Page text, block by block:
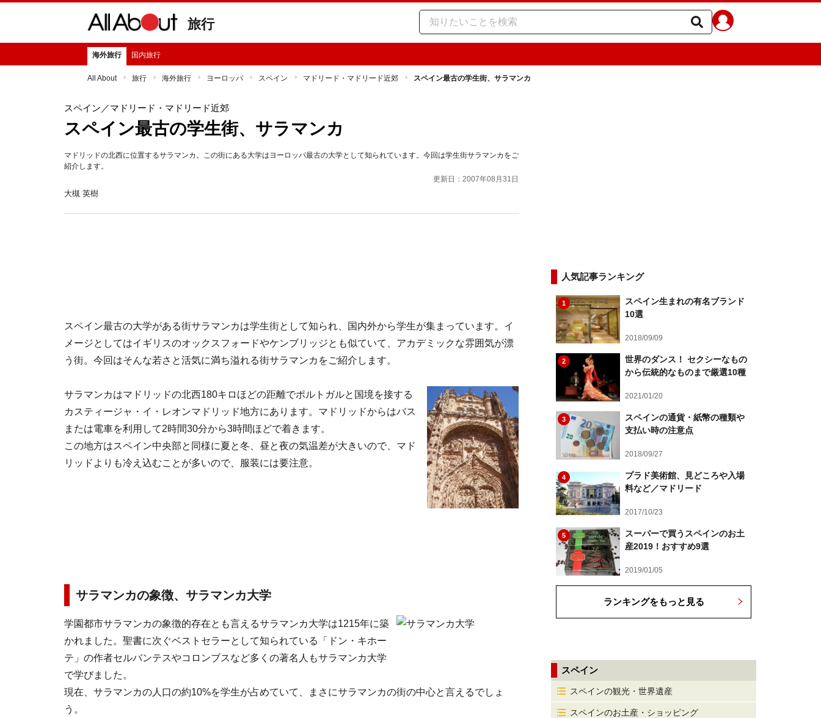
旅行
海外旅行 国内旅行
All About 旅行 海外旅行 ヨーロッパ スペイン マドリード・マドリード近郊 スペイン最古の学生街、サラマンカ
スペイン ／マドリード・マドリード近郊
スペイン最古の学生街、サラマンカ
マドリッドの北西に位置するサラマンカ。この街にある大学はヨーロッパ最古の大学として知られています。今回は学生街サラマンカをご
紹介します。
更新日：2007年08月31日
大槻 英樹
スペイン最古の大学がある街サラマンカは学生街として知られ、国内外から学生が集まっています。イ
メージとしてはイギリスのオックスフォードやケンブリッジとも似ていて、アカデミックな雰囲気が漂
う街。今回はそんな若さと活気に満ち溢れる街サラマンカをご紹介します。
サラマンカはマドリッドの北西180キロほどの距離でポルトガルと国境を接する
カスティージャ・イ・レオンマドリッド地方にあります。マドリッドからはバス
または電車を利用して2時間30分から3時間ほどで着きます。
この地方はスペイン中央部と同様に夏と冬、昼と夜の気温差が大きいので、マド
リッドよりも冷え込むことが多いので、服装には要注意。
サラマンカの象徴、サラマンカ大学
学園都市サラマンカの象徴的存在とも言えるサラマンカ大学は1215年に築
かれました。聖書に次ぐベストセラーとして知られている「ドン・キホー
テ」の作者セルバンテスやコロンブスなど多くの著名人もサラマンカ大学
で学びました。
現在、サラマンカの人口の約10%を学生が占めていて、まさにサラマンカの街の中心と言えるでしょ
う。
人気記事ランキング
1
スペイン生まれの有名ブランド
10選
2018/09/09
2
世界のダンス！ セクシーなもの
から伝統的なものまで厳選10種
2021/01/20
3
スペインの通貨・紙幣の種類や
支払い時の注意点
2018/09/27
4
プラド美術館、見どころや入場
料など／マドリード
2017/10/23
5
スーパーで買うスペインのお土
産2019！おすすめ9選
2019/01/05
ランキングをもっと見る
スペイン
スペインの観光・世界遺産
スペインのお土産・ショッピング